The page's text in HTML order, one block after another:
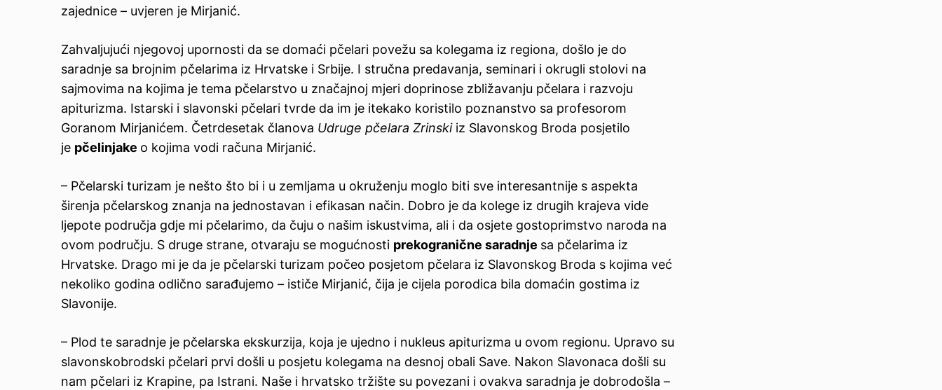
zajednice – uvjeren je Mirjanić.
Zahvaljujući njegovoj upornosti da se domaći pčelari povežu sa kolegama iz regiona, došlo je do
saradnje sa brojnim pčelarima iz Hrvatske i Srbije. I stručna predavanja, seminari i okrugli stolovi na
sajmovima na kojima je tema pčelarstvo u značajnoj mjeri doprinose zbližavanju pčelara i razvoju
apiturizma. Istarski i slavonski pčelari tvrde da im je itekako koristilo poznanstvo sa profesorom
Goranom Mirjanićem. Četrdesetak članova Udruge pčelara Zrinskiiz Slavonskog Broda posjetilo
je pčelinjake o kojima vodi računa Mirjanić.
– Pčelarski turizam je nešto što bi i u zemljama u okruženju moglo biti sve interesantnije s aspekta
širenja pčelarskog znanja na jednostavan i efikasan način. Dobro je da kolege iz drugih krajeva vide
ljepote područja gdje mi pčelarimo, da čuju o našim iskustvima, ali i da osjete gostoprimstvo naroda na
ovom području. S druge strane, otvaraju se mogućnosti prekogranične saradnje sa pčelarima iz
Hrvatske. Drago mi je da je pčelarski turizam počeo posjetom pčelara iz Slavonskog Broda s kojima već
nekoliko godina odlično sarađujemo – ističe Mirjanić, čija je cijela porodica bila domaćin gostima iz
Slavonije.
– Plod te saradnje je pčelarska ekskurzija, koja je ujedno i nukleus apiturizma u ovom regionu. Upravo su
slavonskobrodski pčelari prvi došli u posjetu kolegama na desnoj obali Save. Nakon Slavonaca došli su
nam pčelari iz Krapine, pa Istrani. Naše i hrvatsko tržište su povezani i ovakva saradnja je dobrodošla –